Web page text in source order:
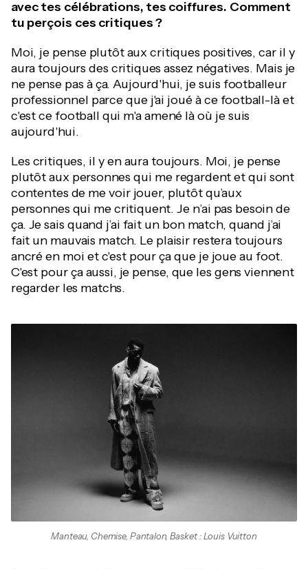
avec tes célébrations, tes coiffures. Comment
tu perçois ces critiques ?
Moi, je pense plutôt aux critiques positives, car il y
aura toujours des critiques assez négatives. Mais je
ne pense pas à ça. Aujourd'hui, je suis footballeur
professionnel parce que j'ai joué à ce football-là et
c'est ce football qui m'a amené là où je suis
aujourd'hui.
Les critiques, il y en aura toujours. Moi, je pense
plutôt aux personnes qui me regardent et qui sont
contentes de me voir jouer, plutôt qu’aux
personnes qui me critiquent. Je n’ai pas besoin de
ça. Je sais quand j’ai fait un bon match, quand j’ai
fait un mauvais match. Le plaisir restera toujours
ancré en moi et c'est pour ça que je joue au foot.
C'est pour ça aussi, je pense, que les gens viennent
regarder les matchs.
Manteau, Chemise, Pantalon, Basket : Louis Vuitton